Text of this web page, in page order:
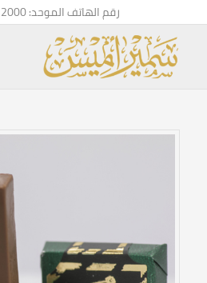
رقم الهاتف الموحد: